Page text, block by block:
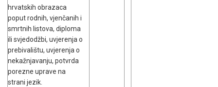
hrvatskih obrazaca
poput rodnih, vjenčanih i
smrtnih listova, diploma
ili svjedodžbi, uvjerenja o
prebivalištu, uvjerenja o
nekažnjavanju, potvrda
porezne uprave na
strani jezik.